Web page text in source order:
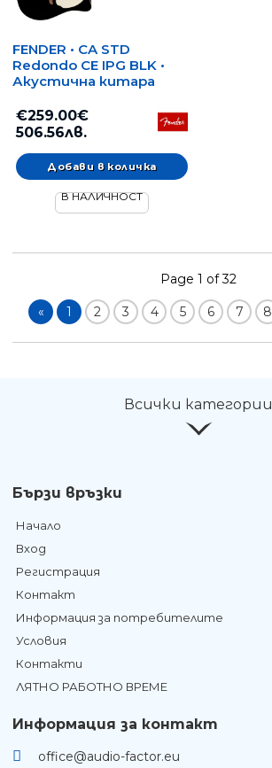
FENDER • CA STD
Redondo CE IPG BLK •
Акустична китара
€259.00€
506.56лв.
В НАЛИЧНОСТ
Page 1 of 32
« 1 2 3 4 5 6 7 8
Всички категории
Бързи връзки
Начало
Вход
Регистрация
Контакт
Информация за потребителите
Условия
Контакти
ЛЯТНО РАБОТНО ВРЕМЕ
Информация за контакт
office@audio-factor.eu